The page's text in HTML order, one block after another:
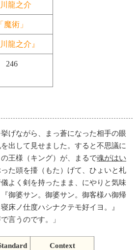
龍之介
「魔術」
川龍之介』
246
げながら、まっ蒼になった相手の眼
出して見せました。すると不思議に
王様（キング）が、まるで魂がはい
た頭を擡（もた）げて、ひょいと札
よく剣を持ったまま、にやりと気味
御婆サン。御婆サン。御客様ハ御帰
床ノ仕度ハシナクテモ好イヨ。』
言うのです。
」
Context